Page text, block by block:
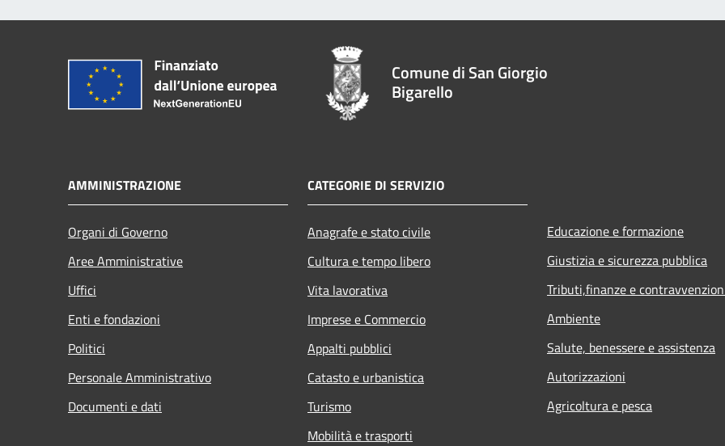
Comune di San Giorgio
Bigarello
AMMINISTRAZIONE
Organi di Governo
Aree Amministrative
Uffici
Enti e fondazioni
Politici
Personale Amministrativo
Documenti e dati
CATEGORIE DI SERVIZIO
Anagrafe e stato civile
Cultura e tempo libero
Vita lavorativa
Imprese e Commercio
Appalti pubblici
Catasto e urbanistica
Turismo
Mobilità e trasporti
Educazione e formazione
Giustizia e sicurezza pubblica
Tributi,finanze e
Ambiente
Salute, benessere e assistenza
Autorizzazioni
Agricoltura e pesca